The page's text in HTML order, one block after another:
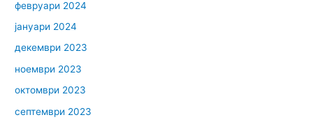
февруари 2024
јануари 2024
декември 2023
ноември 2023
октомври 2023
септември 2023